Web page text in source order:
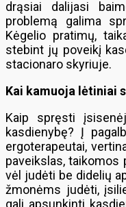
drąsiai dalijasi
problemą galima
Kėgelio pratimų,
stebint jų poveikį
stacionaro skyriuje.
Kai kamuoja lėtiniai
Kaip spręsti
kasdienybę? Į
ergoterapeutai,
paveikslas, taikomos
vėl judėti be didelių
žmonėms judėti,
gali apsunkinti